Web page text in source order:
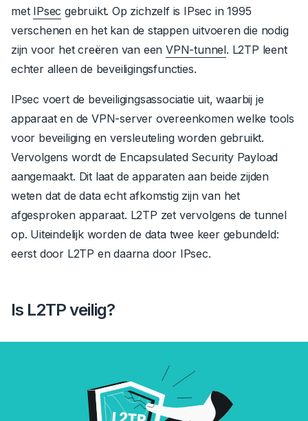
met IPsec gebruikt. Op zichzelf is IPsec in 1995
verschenen en het kan de stappen uitvoeren die nodig
zijn voor het creëren van eenVPN-tunnel. L2TP leent
echter alleen de beveiligingsfuncties.
IPsec voert de beveiligingsassociatie uit, waarbij je
apparaat en de VPN-server overeenkomen welke tools
voor beveiliging en versleuteling worden gebruikt.
Vervolgens wordt de Encapsulated Security Payload
aangemaakt. Dit laat de apparaten aan beide zijden
weten dat de data echt afkomstig zijn van het
afgesproken apparaat. L2TP zet vervolgens de tunnel
op. Uiteindelijk worden de data twee keer gebundeld:
eerst door L2TP en daarna door IPsec.
Is L2TP veilig?